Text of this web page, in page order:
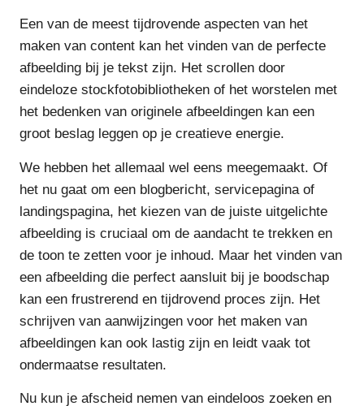
Een van de meest tijdrovende aspecten van het
maken van content kan het vinden van de perfecte
afbeelding bij je tekst zijn. Het scrollen door
eindeloze stockfotobibliotheken of het worstelen met
het bedenken van originele afbeeldingen kan een
groot beslag leggen op je creatieve energie.
We hebben het allemaal wel eens meegemaakt. Of
het nu gaat om een blogbericht, servicepagina of
landingspagina, het kiezen van de juiste uitgelichte
afbeelding is cruciaal om de aandacht te trekken en
de toon te zetten voor je inhoud. Maar het vinden van
een afbeelding die perfect aansluit bij je boodschap
kan een frustrerend en tijdrovend proces zijn. Het
schrijven van aanwijzingen voor het maken van
afbeeldingen kan ook lastig zijn en leidt vaak tot
ondermaatse resultaten.
Nu kun je afscheid nemen van eindeloos zoeken en